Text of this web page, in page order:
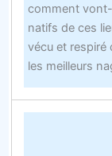
comment
natifs de ces
vécu et respiré
les meilleurs